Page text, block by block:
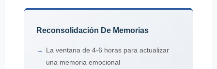
Reconsolidación De Memorias
La ventana de 4-6 horas para actualizar
una memoria emocional